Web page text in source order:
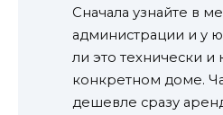
Сначала узнайте в
администрации и у
ли это технически
конкретном доме.
дешевле сразу